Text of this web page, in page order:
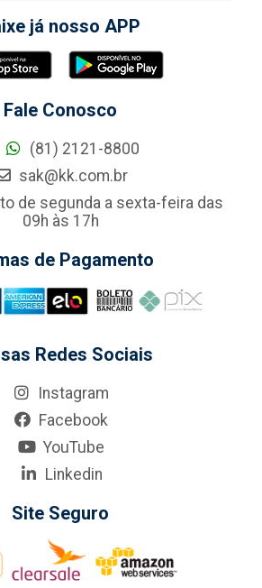
já nosso APP
Fale Conosco
(81) 2121-8800
sak@kk.com.br
de segunda a sexta-feira das
09h às 17h
de Pagamento
Redes Sociais
Instagram
Facebook
YouTube
Linkedin
Site Seguro